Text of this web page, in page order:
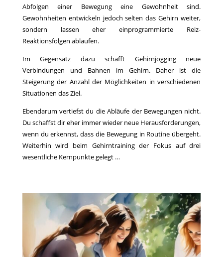
Abfolgen einer Bewegung eine Gewohnheit sind.
Gewohnheiten entwickeln jedoch selten das Gehirn weiter,
sondern lassen eher einprogrammierte Reiz-
Reaktionsfolgen ablaufen.
Im Gegensatz dazu schafft Gehirnjogging neue
Verbindungen und Bahnen im Gehirn. Daher ist die
Steigerung der Anzahl der Möglichkeiten in verschiedenen
Situationen das Ziel.
Ebendarum vertiefst du die Abläufe der Bewegungen nicht.
Du schaffst dir eher immer wieder neue Herausforderungen,
wenn du erkennst, dass die Bewegung in Routine übergeht.
Weiterhin wird beim Gehirntraining der Fokus auf drei
wesentliche Kernpunkte gelegt …